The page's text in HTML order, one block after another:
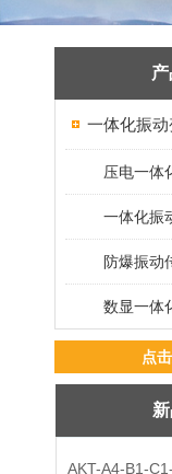
一体化振
压电一体
一体化振
防爆振动
数显一体
点